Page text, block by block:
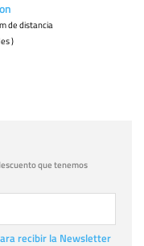
de distancia
)
que tenemos
recibir la Newsletter